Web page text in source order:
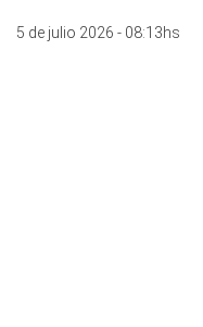
5 de julio 2026 - 08:13hs